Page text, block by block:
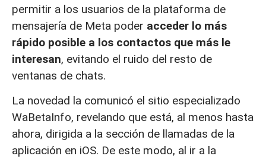
permitir a los usuarios de la plataforma de
mensajería de Meta poder acceder lo más
rápido posible a los contactos que más le
interesan, evitando el ruido del resto de
ventanas de chats.
La novedad la comunicó el sitio especializado
WaBetaInfo, revelando que está, al menos hasta
ahora, dirigida a la sección de llamadas de la
aplicación en iOS. De este modo, al ir a la